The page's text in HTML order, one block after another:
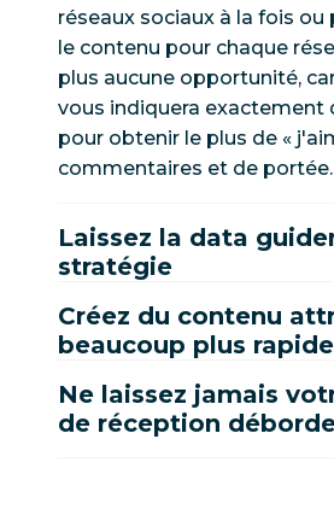
réseaux sociaux à la fois ou
le contenu pour chaque
plus aucune opportunité,
vous indiquera exactement
pour obtenir le plus de «
commentaires et de portée.
Laissez la data
stratégie
Créez du contenu
beaucoup plus
Ne laissez jamais
de réception